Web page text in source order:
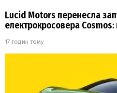
Lucid Motors перенесла
електрокросовера Cosmos:
17 годин тому